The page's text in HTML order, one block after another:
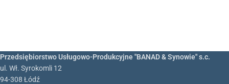
Przedsiębiorstwo Usługowo-Produkcyjne "BANAD & Synowie" s.c.
ul. Wł. Syrokomli 12
94-308 Łódź